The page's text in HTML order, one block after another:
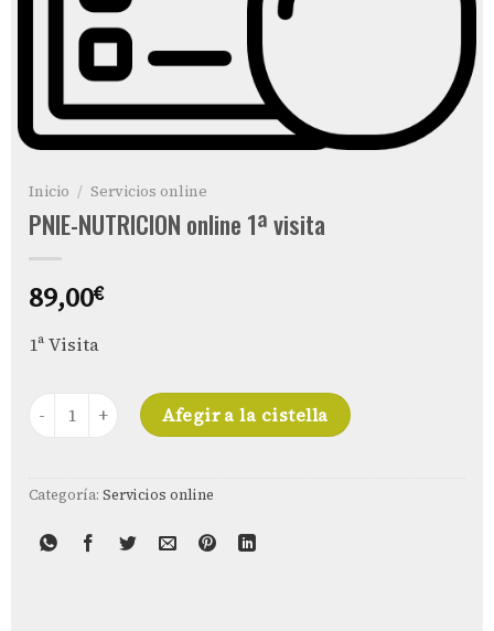
Inicio / Servicios online
PNIE-NUTRICION online 1ª visita
89,00€
1ª Visita
PNIE-NUTRICION online 1ª visita cantidad
Afegir a la cistella
Categoría: Servicios online